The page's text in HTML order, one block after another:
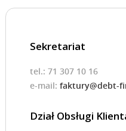
Sekretariat
tel.: 71 307 10 16
e-mail: faktury@debt-
Dział Obsługi